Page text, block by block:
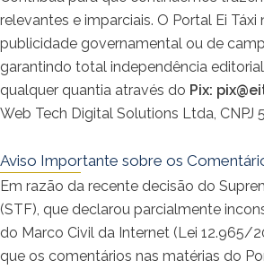
relevantes e imparciais. O Portal Ei Táxi
publicidade governamental ou de
garantindo total independência
qualquer quantia através do Pix:
Web Tech Digital Solutions Ltda, CNPJ
Aviso Importante sobre os
Em razão da recente decisão do
(STF), que declarou parcialmente
do Marco Civil da Internet (Lei 12.965/
que os comentários nas matérias do